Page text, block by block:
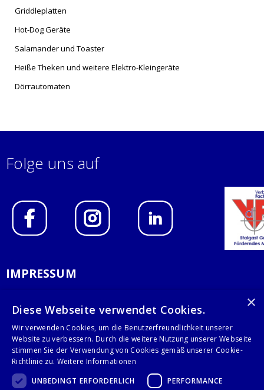
Griddleplatten
Hot-Dog Geräte
Salamander und Toaster
Heiße Theken und weitere Elektro-Kleingeräte
Dörrautomaten
Folge uns auf
IMPRESSUM
AGB
KONTAKT
Stalgast GmbH
×
Diese Webseite verwendet Cookies.
Wir verwenden Cookies, um die Benutzerfreundlichkeit unserer
Website zu verbessern. Durch die weitere Nutzung unserer Webseite
stimmen Sie der Verwendung von Cookies gemäß unserer Cookie-
Richtlinie zu. Weitere Informationen
UNBEDINGT ERFORDERLICH
PERFORMANCE